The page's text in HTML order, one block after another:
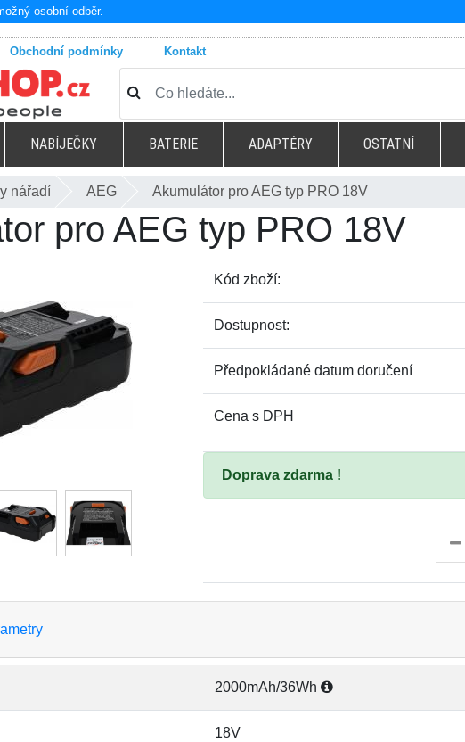
osobní odběr.
Obchodní podmínky Kontakt
NABÍJEČKY BATERIE ADAPTÉRY OSTATNÍ
nářadí AEG Akumulátor pro AEG typ PRO 18V
pro AEG typ PRO 18V
Kód zboží:
Dostupnost:
Předpokládané datum doručení
Cena s DPH
Doprava zdarma !
2000mAh/36Wh
18V